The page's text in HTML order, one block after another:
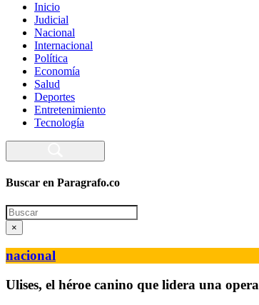
Inicio
Judicial
Nacional
Internacional
Política
Economía
Salud
Deportes
Entretenimiento
Tecnología
Buscar en Paragrafo.co
Search
×
nacional
Ulises, el héroe canino que lidera una